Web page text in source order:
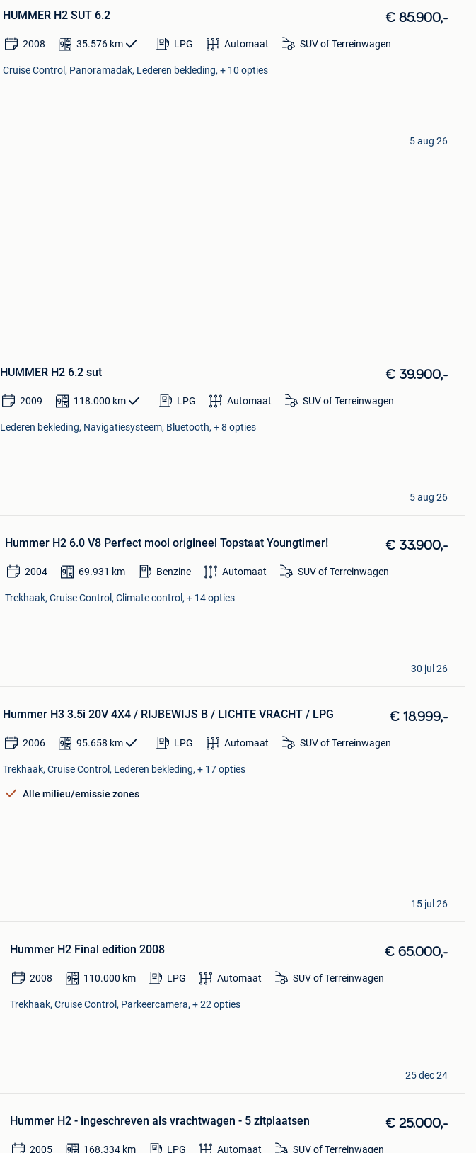
HUMMER H2 SUT 6.2 € 85.900,-
2008 35.576 km LPG Automaat SUV of Terreinwagen
Cruise Control, Panoramadak, Lederen bekleding, + 10 opties
5 aug 26
HUMMER H2 6.2 sut € 39.900,-
2009 118.000 km LPG Automaat SUV of Terreinwagen
Lederen bekleding, Navigatiesysteem, Bluetooth, + 8 opties
5 aug 26
Hummer H2 6.0 V8 Perfect mooi origineel Topstaat Youngtimer! € 33.900,-
2004 69.931 km Benzine Automaat SUV of Terreinwagen
Trekhaak, Cruise Control, Climate control, + 14 opties
30 jul 26
Hummer H3 3.5i 20V 4X4 / RIJBEWIJS B / LICHTE VRACHT / LPG € 18.999,-
2006 95.658 km LPG Automaat SUV of Terreinwagen
Trekhaak, Cruise Control, Lederen bekleding, + 17 opties
Alle milieu/emissie zones
15 jul 26
Hummer H2 Final edition 2008 € 65.000,-
2008 110.000 km LPG Automaat SUV of Terreinwagen
Trekhaak, Cruise Control, Parkeercamera, + 22 opties
25 dec 24
Hummer H2 - ingeschreven als vrachtwagen - 5 zitplaatsen € 25.000,-
2005 168.334 km LPG Automaat SUV of Terreinwagen